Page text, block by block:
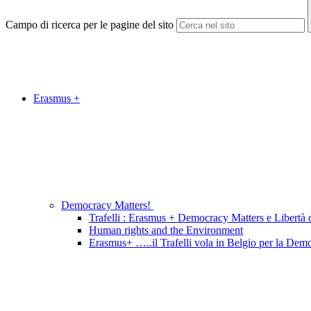
Campo di ricerca per le pagine del sito
Erasmus +
Democracy Matters!
Trafelli : Erasmus + Democracy Matters e Libertà
Human rights and the Environment
Erasmus+ …..il Trafelli vola in Belgio per la